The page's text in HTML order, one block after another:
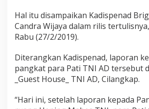
n
a
i
n
P
a
n
k
Hal itu disampaikan Kadispenad
Candra Wijaya dalam rilis
Rabu (27/2/2019).
Diterangkan Kadispenad, laporan
pangkat para Pati TNI AD tersebut
_Guest House_ TNI AD, Cilangkap.
“Hari ini, setelah laporan kepada